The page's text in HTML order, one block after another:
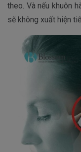
theo. Và nếu khuôn
sẽ không xuất hiện